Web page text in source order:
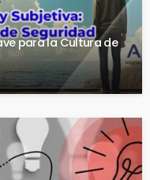
para la Cultura de